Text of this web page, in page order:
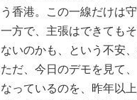
う香港。この一線だけは
一方で、主張はできても
ないのかも、という不安
ただ、今日のデモを見て
なっているのを、昨年以